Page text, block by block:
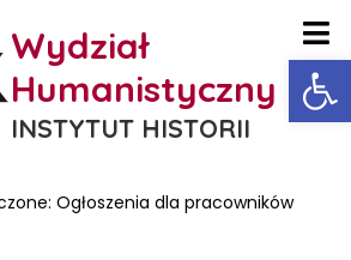
Wydział
Humanistyczny
INSTYTUT HISTORII
Ogłoszenia dla pracowników